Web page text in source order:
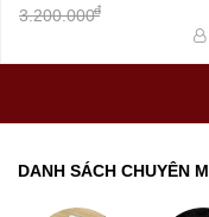
3.200.000đ
DANH SÁCH CHUYÊN